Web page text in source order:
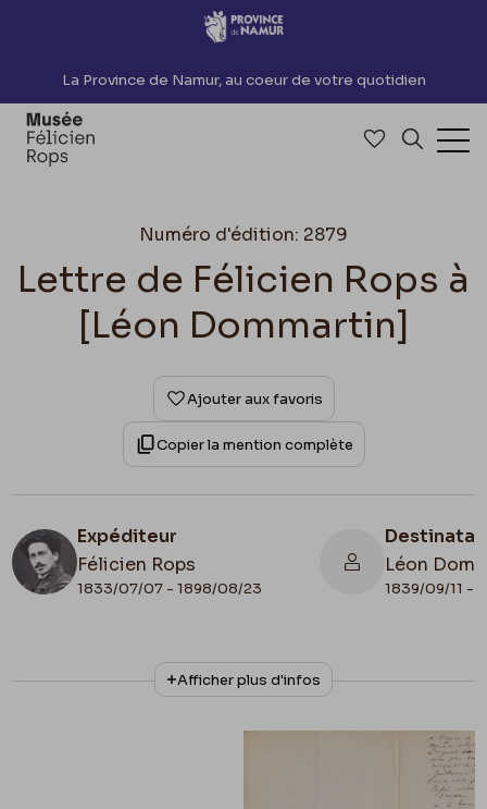
Accèder directement au contenu
La Province de Namur, au coeur de votre quotidien
Accéder à
Numéro d'édition: 2879
Lettre de Félicien Rops à
[Léon Dommartin]
Ajouter aux favoris
Copier la mention complète
Expéditeur
Félicien Rops
1833/07/07 - 1898/08/23
Léon
1839/09/11 -
N° d'inventaire
II/6655/469/66
Collationnage
Autographe
Belgique, Bruxelles, Bibliothèque royale de
Afficher plus d'infos